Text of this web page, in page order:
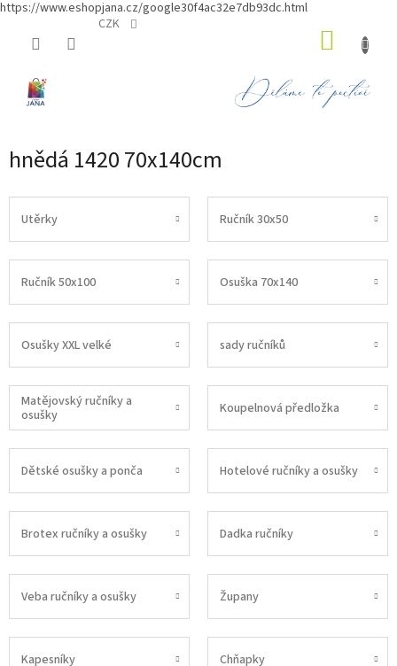
https://www.eshopjana.cz/google30f4ac32e7db93dc.html
CZK
hnědá 1420 70x140cm
Utěrky Ručník 30x50
Ručník 50x100 Osuška 70x140
Osušky XXL velké sady ručníků
Matějovský ručníky a
osušky
Koupelnová předložka
Dětské osušky a ponča Hotelové ručníky a osušky
Brotex ručníky a osušky Dadka ručníky
Veba ručníky a osušky Župany
Kapesníky Chňapky